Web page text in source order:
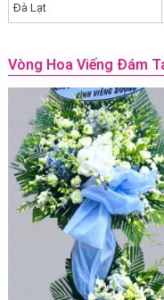
Đà Lạt
Vòng Hoa Viếng Đám